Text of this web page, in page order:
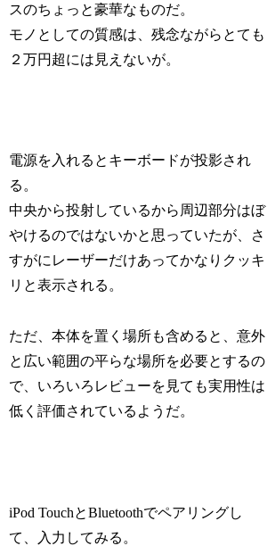
スのちょっと豪華なものだ。
モノとしての質感は、残念ながらとても
２万円超には見えないが。
電源を入れるとキーボードが投影され
る。
中央から投射しているから周辺部分はぼ
やけるのではないかと思っていたが、さ
すがにレーザーだけあってかなりクッキ
リと表示される。
ただ、本体を置く場所も含めると、意外
と広い範囲の平らな場所を必要とするの
で、いろいろレビューを見ても実用性は
低く評価されているようだ。
iPod TouchとBluetoothでペアリングし
て、入力してみる。